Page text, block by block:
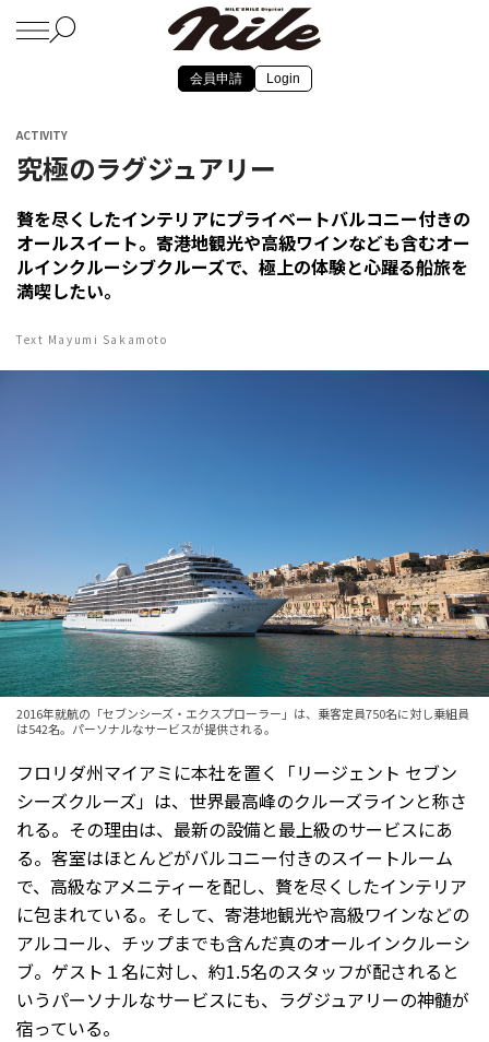
会員申請 Login
ACTIVITY
究極のラグジュアリー
贅を尽くしたインテリアにプライベートバルコニー付きの
オールスイート。寄港地観光や高級ワインなども含むオー
ルインクルーシブクルーズで、極上の体験と心躍る船旅を
満喫したい。
Text Mayumi Sakamoto
2016年就航の「セブンシーズ・エクスプローラー」は、乗客定員750名に対し乗組員
は542名。パーソナルなサービスが提供される。
フロリダ州マイアミに本社を置く「リージェント セブン
シーズクルーズ」は、世界最高峰のクルーズラインと称さ
れる。その理由は、最新の設備と最上級のサービスにあ
る。客室はほとんどがバルコニー付きのスイートルーム
で、高級なアメニティーを配し、贅を尽くしたインテリア
に包まれている。そして、寄港地観光や高級ワインなどの
アルコール、チップまでも含んだ真のオールインクルーシ
ブ。ゲスト１名に対し、約1.5名のスタッフが配されると
いうパーソナルなサービスにも、ラグジュアリーの神髄が
宿っている。